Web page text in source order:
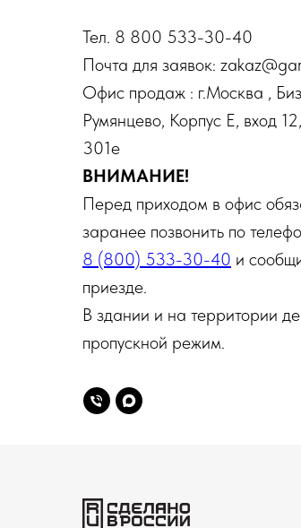
Тел. 8 800 533-30-40
Почта для заявок:
Офис продаж : г.Москва ,
Румянцево, Корпус Е, вход
301е
ВНИМАНИЕ!
Перед приходом в офис
заранее позвонить по
8 (800) 533-30-40 и
приезде.
В здании и на территории
пропускной режим.